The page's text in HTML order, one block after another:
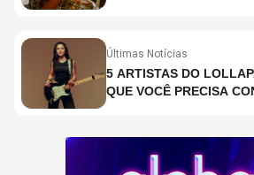
Últimas Notícias
5 ARTISTAS DO
QUE VOCÊ PRECISA